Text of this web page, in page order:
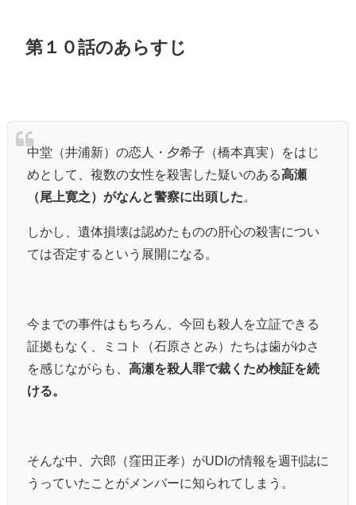
第１０話のあらすじ
中堂（井浦新）の恋人・夕希子（橋本真実）をはじ
めとして、複数の女性を殺害した疑いのある高瀬
（尾上寛之）がなんと警察に出頭した。
しかし、遺体損壊は認めたものの肝心の殺害につい
ては否定するという展開になる。
今までの事件はもちろん、今回も殺人を立証できる
証拠もなく、ミコト（石原さとみ）たちは歯がゆさ
を感じながらも、 高瀬を殺人罪で裁くため検証を続
ける。
そんな中、六郎（窪田正孝）がUDIの情報を週刊誌に
うっていたことがメンバーに知られてしまう。